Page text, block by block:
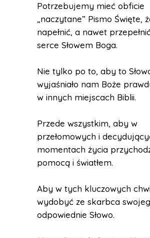
Potrzebujemy mieć obficie
„naczytane” Pismo Święte,
napełnić, a nawet
serce Słowem Boga.
Nie tylko po to, aby to
wyjaśniało nam Boże
w innych miejscach Biblii.
Przede wszystkim, aby w
przełomowych i
momentach życia
pomocą i światłem.
Aby w tych kluczowych
wydobyć ze skarbca
odpowiednie Słowo.